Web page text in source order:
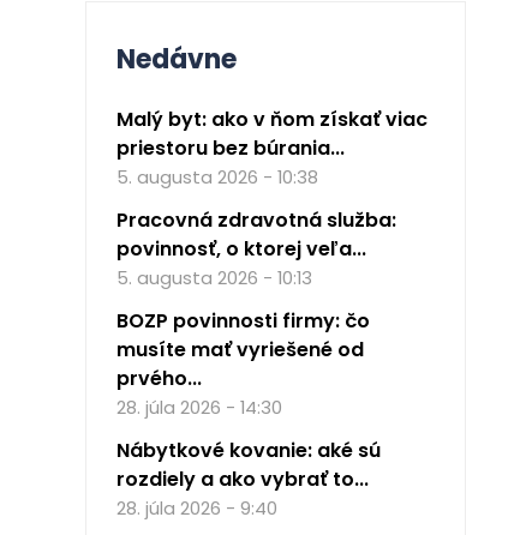
Nedávne
Malý byt: ako v ňom získať viac
priestoru bez búrania...
5. augusta 2026 - 10:38
Pracovná zdravotná služba:
povinnosť, o ktorej veľa...
5. augusta 2026 - 10:13
BOZP povinnosti firmy: čo
musíte mať vyriešené od
prvého...
28. júla 2026 - 14:30
Nábytkové kovanie: aké sú
rozdiely a ako vybrať to...
28. júla 2026 - 9:40